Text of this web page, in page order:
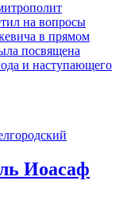
на вопросы
в прямом
посвящена
и наступающего
Иоасаф